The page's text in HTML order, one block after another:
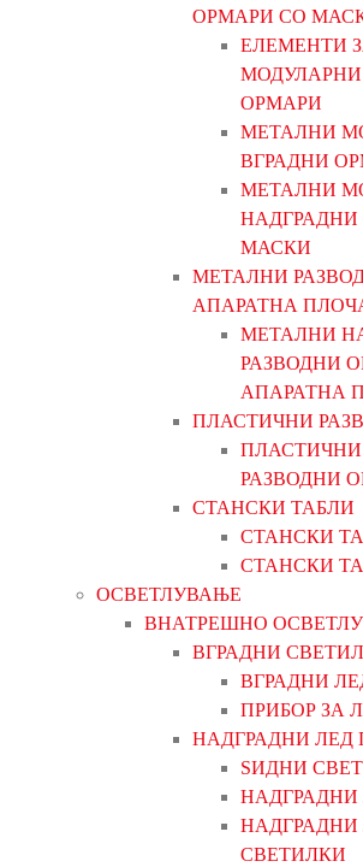
ОРМАРИ СО
ЕЛЕМЕНТИ
ОРМАРИ
МЕТАЛНИ
ВГРАДНИ
МЕТАЛНИ
МАСКИ
МЕТАЛНИ
АПАРАТНА
МЕТАЛНИ
РАЗВОДНИ
АПАРАТНА
ПЛАСТИЧНИ
РАЗВОДНИ
СТАНСКИ ТАБЛИ
СТАНСКИ
СТАНСКИ
ОСВЕТЛУВАЊЕ
ВНАТРЕШНО
ВГРАДНИ
ВГРАДНИ
ПРИБОР ЗА
НАДГРАДНИ ЛЕД
ЅИДНИ
СВЕТИЛКИ